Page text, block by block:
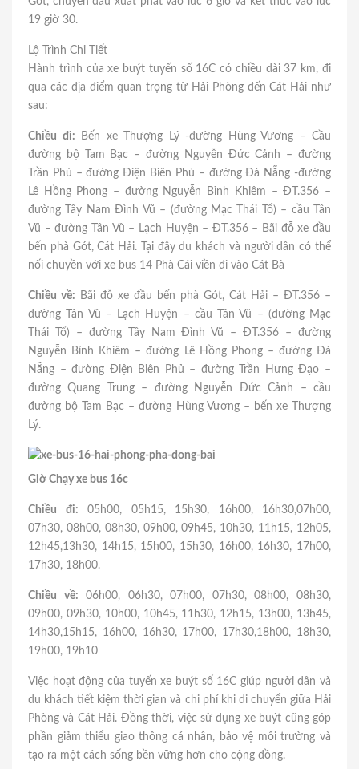
19 giờ 30.
Lộ Trình Chi Tiết
Hành trình của xe buýt tuyến số 16C có chiều dài 37 km, đi
qua các địa điểm quan trọng từ Hải Phòng đến Cát Hải như
sau:
Chiều đi: Bến xe Thượng Lý -đường Hùng Vương – Cầu
đường bộ Tam Bạc – đường Nguyễn Đức Cảnh – đường
Trần Phú – đường Điện Biên Phủ – đường Đà Nẵng -đường
Lê Hồng Phong – đường Nguyễn Bỉnh Khiêm – ĐT.356 –
đường Tây Nam Đình Vũ – (đường Mạc Thái Tổ) – cầu Tân
Vũ – đường Tân Vũ – Lạch Huyện – ĐT.356 – Bãi đỗ xe đầu
bến phà Gót, Cát Hải. Tại đây du khách và người dân có thể
nối chuyền với xe bus 14 Phà Cái viền đi vào Cát Bà
Chiều về: Bãi đỗ xe đầu bến phà Gót, Cát Hải – ĐT.356 –
đường Tân Vũ – Lạch Huyện – cầu Tân Vũ – (đường Mạc
Thái Tổ) – đường Tây Nam Đình Vũ – ĐT.356 – đường
Nguyễn Bỉnh Khiêm – đường Lê Hồng Phong – đường Đà
Nẵng – đường Điện Biên Phủ – đường Trần Hưng Đạo –
đường Quang Trung – đường Nguyễn Đức Cảnh – cầu
đường bộ Tam Bạc – đường Hùng Vương – bến xe Thượng
Lý.
Giờ Chạy xe bus 16c
Chiều đi: 05h00, 05h15, 15h30, 16h00, 16h30,07h00,
07h30, 08h00, 08h30, 09h00, 09h45, 10h30, 11h15, 12h05,
12h45,13h30, 14h15, 15h00, 15h30, 16h00, 16h30, 17h00,
17h30, 18h00.
Chiều về: 06h00, 06h30, 07h00, 07h30, 08h00, 08h30,
09h00, 09h30, 10h00, 10h45, 11h30, 12h15, 13h00, 13h45,
14h30,15h15, 16h00, 16h30, 17h00, 17h30,18h00, 18h30,
19h00, 19h10
Việc hoạt động của tuyến xe buýt số 16C giúp người dân và
du khách tiết kiệm thời gian và chi phí khi di chuyển giữa Hải
Phòng và Cát Hải. Đồng thời, việc sử dụng xe buýt cũng góp
phần giảm thiểu giao thông cá nhân, bảo vệ môi trường và
tạo ra một cách sống bền vững hơn cho cộng đồng.